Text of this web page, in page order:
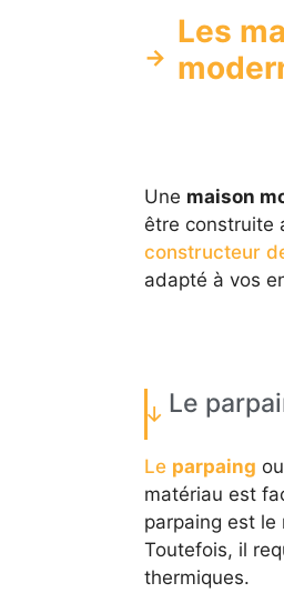
Les
Une maison
être construite
constructeur
adapté à vos
Le
Le parpaing ou
matériau est
parpaing est
Toutefois, il
thermiques.